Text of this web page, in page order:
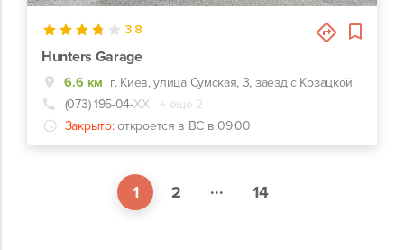
3.8
Hunters Garage
6.6 км г. Киев, улица Сумская, 3, заезд с Козацкой
(073) 195-04-ХХ
+ еще 2
Закрыто: откроется в ВС в 09:00
1 2 ... 14